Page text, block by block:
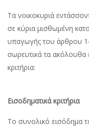
Τα νοικοκυριά
σε κύρια μισθωμένη
υπαγωγής του άρθρου
σωρευτικά τα ακόλουθα
κριτήρια:
Εισοδηματικά κριτήρια
Το συνολικό εισόδημα